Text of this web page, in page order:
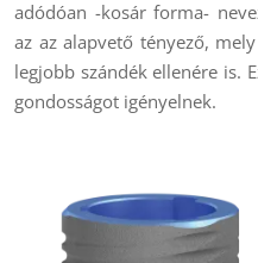
adódóan -kosár forma-
az az alapvető tényező,
legjobb szándék ellenére is.
gondosságot igényelnek.